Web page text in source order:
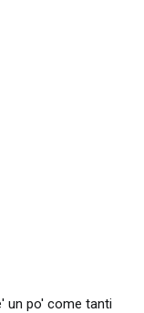
un po' come tanti